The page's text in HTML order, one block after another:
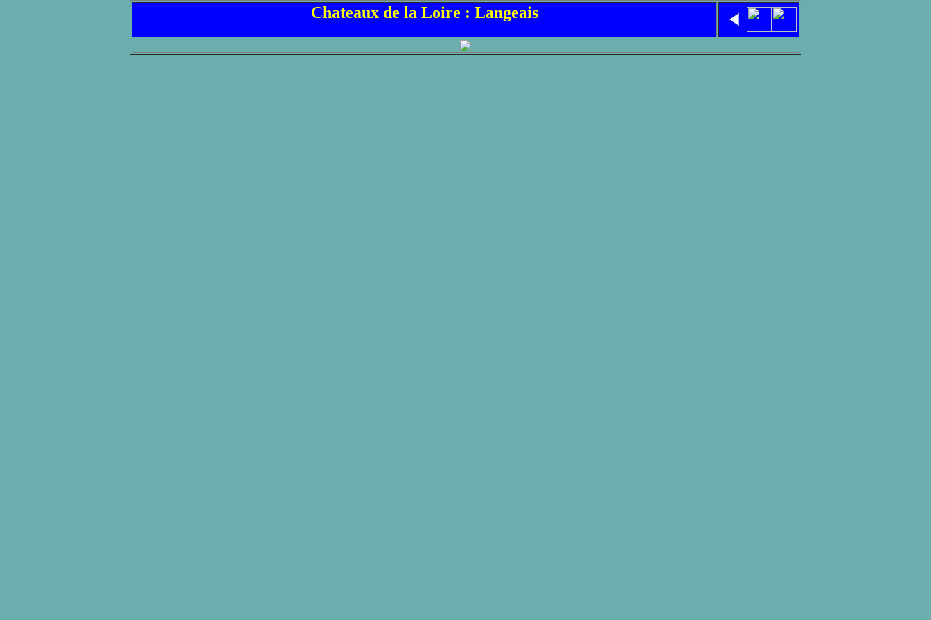
Chateaux de la Loire : Langeais